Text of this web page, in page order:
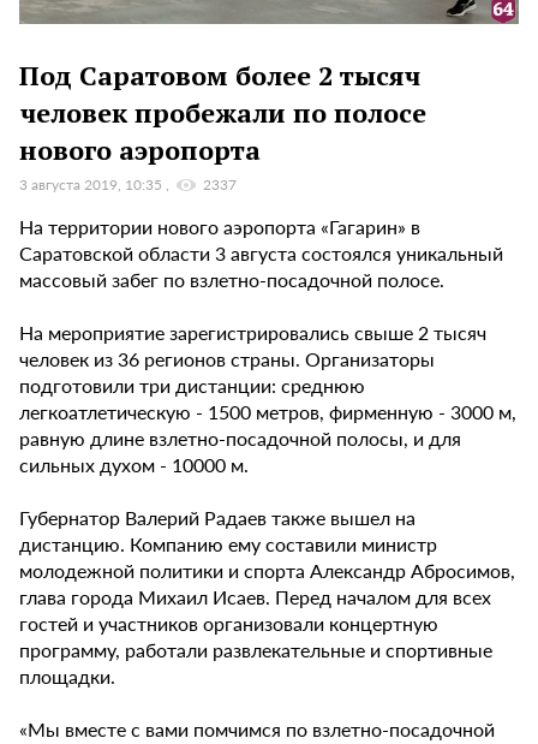
Под Саратовом более 2 тысяч
человек пробежали по полосе
нового аэропорта
3 августа 2019, 10:35 2337
На территории нового аэропорта «Гагарин» в
Саратовской области 3 августа состоялся уникальный
массовый забег по взлетно-посадочной полосе.
На мероприятие зарегистрировались свыше 2 тысяч
человек из 36 регионов страны. Организаторы
подготовили три дистанции: среднюю
легкоатлетическую - 1500 метров, фирменную - 3000 м,
равную длине взлетно-посадочной полосы, и для
сильных духом - 10000 м.
Губернатор Валерий Радаев также вышел на
дистанцию. Компанию ему составили министр
молодежной политики и спорта Александр Абросимов,
глава города Михаил Исаев. Перед началом для всех
гостей и участников организовали концертную
программу, работали развлекательные и спортивные
площадки.
«Мы вместе с вами помчимся по взлетно-посадочной